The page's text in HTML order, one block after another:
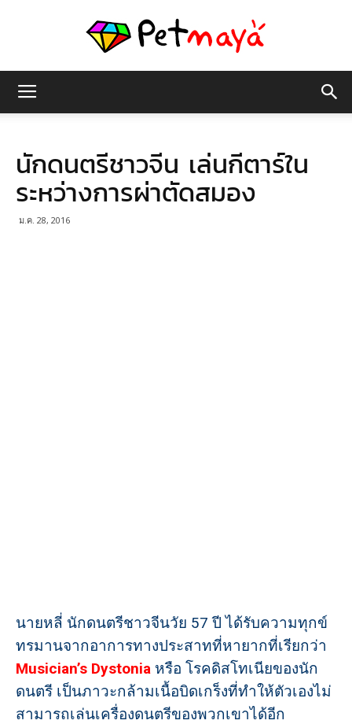
มายา
นักดนตรีชาวจีน เล่นกีตาร์ใน
ระหว่างการผ่าตัดสมอง
ม.ค. 28, 2016
นายหลี่ นักดนตรีชาวจีนวัย 57 ปี ได้รับความทุกข์
ทรมานจากอาการทางประสาทที่หายากที่เรียกว่า
Musician’s Dystonia หรือ โรคดิสโทเนียของนัก
ดนตรี เป็นภาวะกล้ามเนื้อบิดเกร็งที่ทำให้ตัวเองไม่
สามารถเล่นเครื่องดนตรีของพวกเขาได้อีก